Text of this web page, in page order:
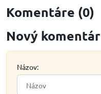
Komentáre (0)
Nový komentár
Názov: